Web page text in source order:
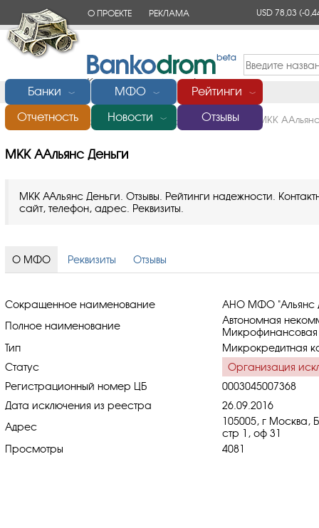
О ПРОЕКТЕ РЕКЛАМА USD 78,03(-
Банки ﹀ МФО ﹀ Рейтинги ﹀
Отчетность Новости ﹀ Отзывы
Главная/Микрофинансовые организации (МФО) МКК
МКК ААльянс Деньги
МКК ААльянс Деньги. Отзывы. Рейтинги надежности.
сайт, телефон, адрес. Реквизиты.
О МФО Реквизиты Отзывы
Сокращенное наименование
АНО МФО "Альянс
Полное наименование
Автономная
Микрофинансовая
Тип
Микрокредитная
Статус
Организация
Регистрационный номер ЦБ
0003045007368
Дата исключения из реестра
26.09.2016
Адрес
105005, г Москва,
стр 1, оф 31
Просмотры
4081